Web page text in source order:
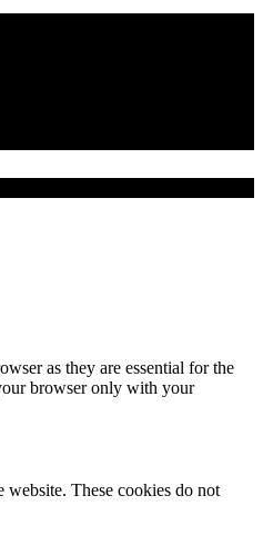
as they are essential for the
browser only with your
website. These cookies do not